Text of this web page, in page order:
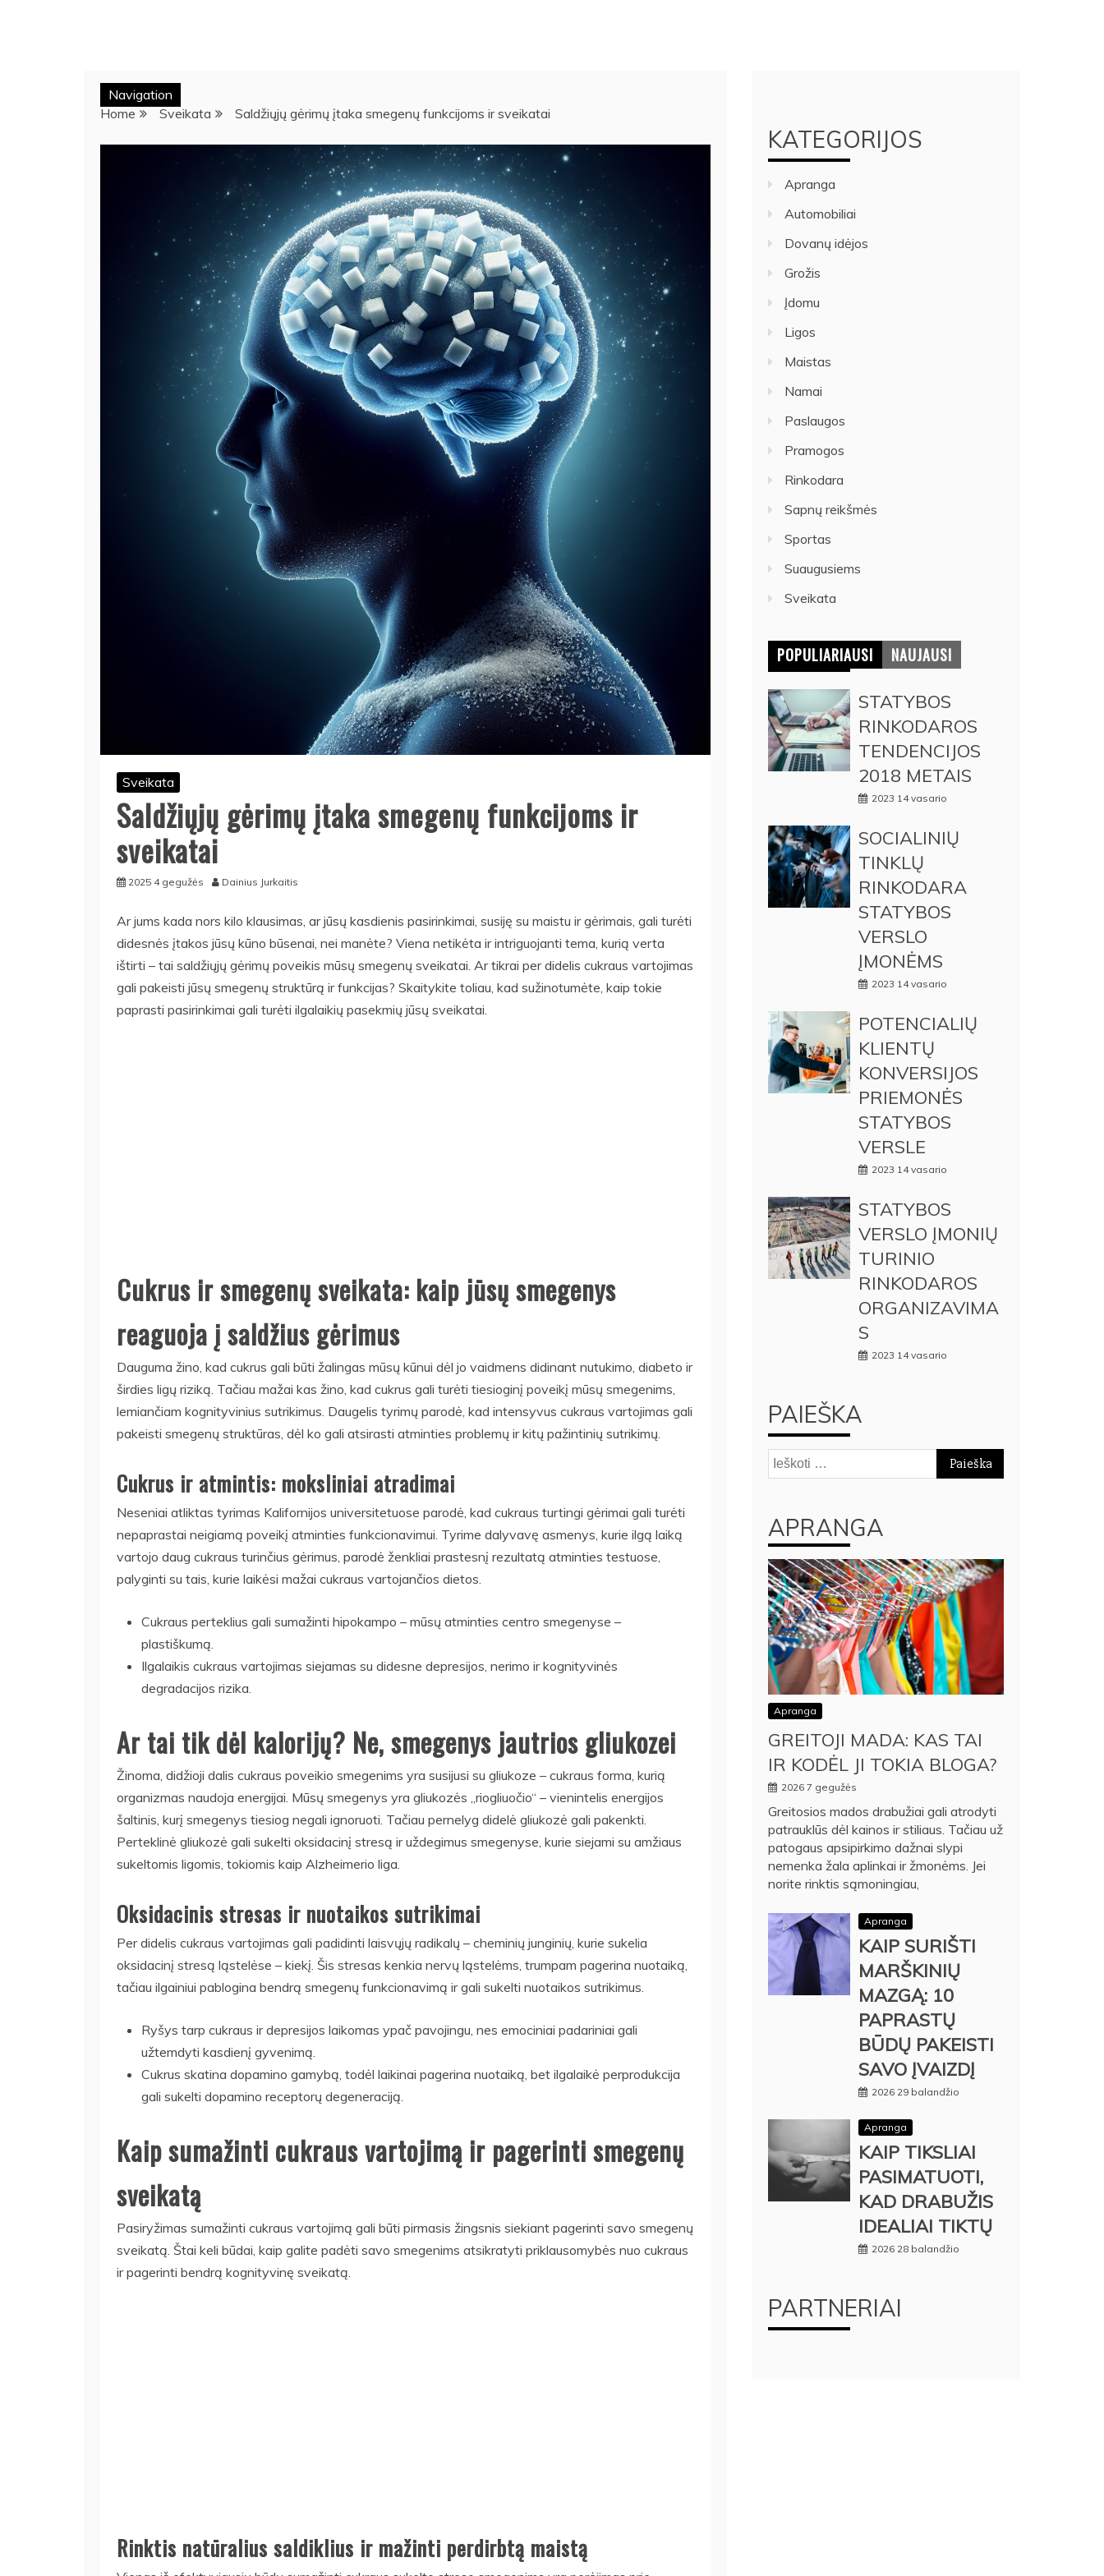
Navigation
Home
Sveikata Saldžiųjų gėrimų įtaka smegenų funkcijoms ir sveikatai
Sveikata
Saldžiųjų gėrimų įtaka smegenų funkcijoms ir
sveikatai
2025 4 gegužės Dainius Jurkaitis
Ar jums kada nors kilo klausimas, ar jūsų kasdienis pasirinkimai, susiję su maistu ir gėrimais, gali turėti
didesnės įtakos jūsų kūno būsenai, nei manėte? Viena netikėta ir intriguojanti tema, kurią verta
ištirti – tai saldžiųjų gėrimų poveikis mūsų smegenų sveikatai. Ar tikrai per didelis cukraus vartojimas
gali pakeisti jūsų smegenų struktūrą ir funkcijas? Skaitykite toliau, kad sužinotumėte, kaip tokie
paprasti pasirinkimai gali turėti ilgalaikių pasekmių jūsų sveikatai.
Cukrus ir smegenų sveikata: kaip jūsų smegenys
reaguoja į saldžius gėrimus
Dauguma žino, kad cukrus gali būti žalingas mūsų kūnui dėl jo vaidmens didinant nutukimo, diabeto ir
širdies ligų riziką. Tačiau mažai kas žino, kad cukrus gali turėti tiesioginį poveikį mūsų smegenims,
lemiančiam kognityvinius sutrikimus. Daugelis tyrimų parodė, kad intensyvus cukraus vartojimas gali
pakeisti smegenų struktūras, dėl ko gali atsirasti atminties problemų ir kitų pažintinių sutrikimų.
Cukrus ir atmintis: moksliniai atradimai
Neseniai atliktas tyrimas Kalifornijos universitetuose parodė, kad cukraus turtingi gėrimai gali turėti
nepaprastai neigiamą poveikį atminties funkcionavimui. Tyrime dalyvavę asmenys, kurie ilgą laiką
vartojo daug cukraus turinčius gėrimus, parodė ženkliai prastesnį rezultatą atminties testuose,
palyginti su tais, kurie laikėsi mažai cukraus vartojančios dietos.
Cukraus perteklius gali sumažinti hipokampo – mūsų atminties centro smegenyse –
plastiškumą.
Ilgalaikis cukraus vartojimas siejamas su didesne depresijos, nerimo ir kognityvinės
degradacijos rizika.
Ar tai tik dėl kalorijų? Ne, smegenys jautrios gliukozei
Žinoma, didžioji dalis cukraus poveikio smegenims yra susijusi su gliukoze – cukraus forma, kurią
organizmas naudoja energijai. Mūsų smegenys yra gliukozės „riogliuočio“ – vienintelis energijos
šaltinis, kurį smegenys tiesiog negali ignoruoti. Tačiau pernelyg didelė gliukozė gali pakenkti.
Perteklinė gliukozė gali sukelti oksidacinį stresą ir uždegimus smegenyse, kurie siejami su amžiaus
sukeltomis ligomis, tokiomis kaip Alzheimerio liga.
Oksidacinis stresas ir nuotaikos sutrikimai
Per didelis cukraus vartojimas gali padidinti laisvųjų radikalų – cheminių junginių, kurie sukelia
oksidacinį stresą ląstelėse – kiekį. Šis stresas kenkia nervų ląstelėms, trumpam pagerina nuotaiką,
tačiau ilgainiui pablogina bendrą smegenų funkcionavimą ir gali sukelti nuotaikos sutrikimus.
Ryšys tarp cukraus ir depresijos laikomas ypač pavojingu, nes emociniai padariniai gali
užtemdyti kasdienį gyvenimą.
Cukrus skatina dopamino gamybą, todėl laikinai pagerina nuotaiką, bet ilgalaikė perprodukcija
gali sukelti dopamino receptorų degeneraciją.
Kaip sumažinti cukraus vartojimą ir pagerinti smegenų
sveikatą
Pasiryžimas sumažinti cukraus vartojimą gali būti pirmasis žingsnis siekiant pagerinti savo smegenų
sveikatą. Štai keli būdai, kaip galite padėti savo smegenims atsikratyti priklausomybės nuo cukraus
ir pagerinti bendrą kognityvinę sveikatą.
Rinktis natūralius saldiklius ir mažinti perdirbtą maistą
KATEGORIJOS
Apranga
Automobiliai
Dovanų idėjos
Grožis
Įdomu
Ligos
Maistas
Namai
Paslaugos
Pramogos
Rinkodara
Sapnų reikšmės
Sportas
Suaugusiems
Sveikata
POPULIARIAUSI NAUJAUSI
STATYBOS
RINKODAROS
TENDENCIJOS
2018 METAIS
2023 14 vasario
SOCIALINIŲ
TINKLŲ
RINKODARA
STATYBOS
VERSLO
ĮMONĖMS
2023 14 vasario
POTENCIALIŲ
KLIENTŲ
KONVERSIJOS
PRIEMONĖS
STATYBOS
VERSLE
2023 14 vasario
STATYBOS
VERSLO ĮMONIŲ
TURINIO
RINKODAROS
ORGANIZAVIMA
S
2023 14 vasario
PAIEŠKA
Ieškoti:
APRANGA
Apranga
GREITOJI MADA: KAS TAI
IR KODĖL JI TOKIA BLOGA?
2026 7 gegužės
Greitosios mados drabužiai gali atrodyti
patrauklūs dėl kainos ir stiliaus. Tačiau už
patogaus apsipirkimo dažnai slypi
nemenka žala aplinkai ir žmonėms. Jei
norite rinktis sąmoningiau,
Apranga
KAIP SURIŠTI
MARŠKINIŲ
MAZGĄ: 10
PAPRASTŲ
BŪDŲ PAKEISTI
SAVO ĮVAIZDĮ
2026 29 balandžio
Apranga
KAIP TIKSLIAI
PASIMATUOTI,
KAD DRABUŽIS
IDEALIAI TIKTŲ
2026 28 balandžio
PARTNERIAI